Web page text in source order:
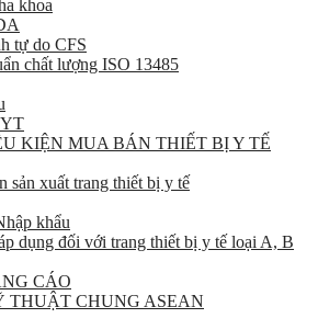
khoa
tự do CFS
chất lượng ISO 13485
KIỆN MUA BÁN THIẾT BỊ Y TẾ
sản xuất trang thiết bị y tế
khẩu
dụng đối với trang thiết bị y tế loại A, B
CÁO
THUẬT CHUNG ASEAN